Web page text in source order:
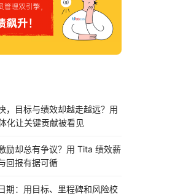
，目标与绩效却越走越远？用
化让关键贡献被看见
励却总有争议？用 Tita 绩效薪
回报有据可循
期：用目标、里程碑和风险校